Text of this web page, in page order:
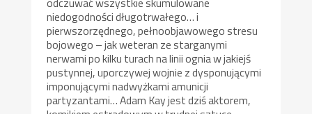
niedogodności długotrwałego… i
pierwszorzędnego, pełnoobjawowego stresu
bojowego – jak weteran ze starganymi
nerwami po kilku turach na linii ognia w jakiejś
pustynnej, uporczywej wojnie z dysponującymi
imponującymi nadwyżkami amunicji
partyzantami… Adam Kay jest dziś aktorem,